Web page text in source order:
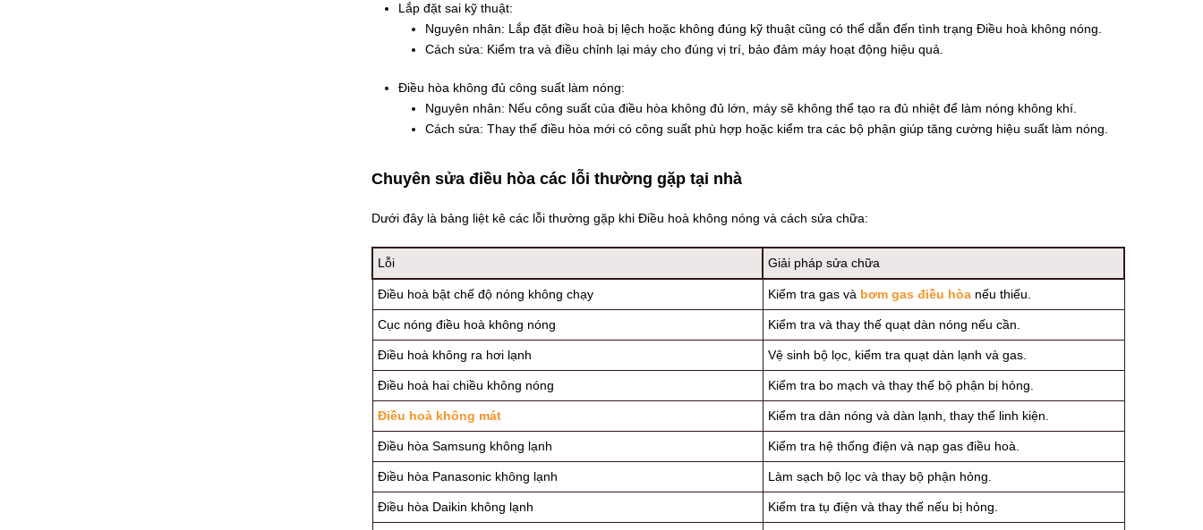
Lắp đặt sai kỹ thuật:
Nguyên nhân: Lắp đặt điều hoà bị lệch hoặc không đúng kỹ thuật cũng có thể dẫn đến tình trạng Điều hoà không nóng.
Cách sửa: Kiểm tra và điều chỉnh lại máy cho đúng vị trí, bảo đảm máy hoạt động hiệu quả.
Điều hòa không đủ công suất làm nóng:
Nguyên nhân: Nếu công suất của điều hòa không đủ lớn, máy sẽ không thể tạo ra đủ nhiệt để làm nóng không khí.
Cách sửa: Thay thế điều hòa mới có công suất phù hợp hoặc kiểm tra các bộ phận giúp tăng cường hiệu suất làm nóng.
Chuyên sửa điều hòa các lỗi thường gặp tại nhà
Dưới đây là bảng liệt kê các lỗi thường gặp khi Điều hoà không nóng và cách sửa chữa:
Lỗi Giải pháp sửa chữa
Điều hoà bật chế độ nóng không chạy Kiểm tra gas và bơm gas điều hòanếu thiếu.
Cục nóng điều hoà không nóng Kiểm tra và thay thế quạt dàn nóng nếu cần.
Điều hoà không ra hơi lạnh Vệ sinh bộ lọc, kiểm tra quạt dàn lạnh và gas.
Điều hoà hai chiều không nóng Kiểm tra bo mạch và thay thế bộ phận bị hỏng.
Điều hoà không mát Kiểm tra dàn nóng và dàn lạnh, thay thế linh kiện.
Điều hòa Samsung không lạnh Kiểm tra hệ thống điện và nạp gas điều hoà.
Điều hòa Panasonic không lạnh Làm sạch bộ lọc và thay bộ phận hỏng.
Điều hòa Daikin không lạnh Kiểm tra tụ điện và thay thế nếu bị hỏng.